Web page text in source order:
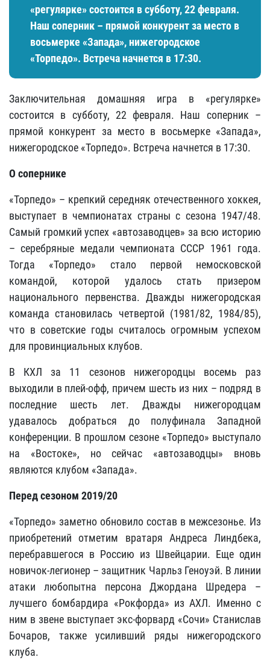
«регулярке» состоится в субботу, 22 февраля.
Наш соперник – прямой конкурент за место в
восьмерке «Запада», нижегородское
«Торпедо». Встреча начнется в 17:30.
Заключительная домашняя игра в «регулярке»
состоится в субботу, 22 февраля. Наш соперник –
прямой конкурент за место в восьмерке «Запада»,
нижегородское «Торпедо». Встреча начнется в 17:30.
О сопернике
«Торпедо» – крепкий середняк отечественного хоккея,
выступает в чемпионатах страны с сезона 1947/48.
Самый громкий успех «автозаводцев» за всю историю
– серебряные медали чемпионата СССР 1961 года.
Тогда «Торпедо» стало первой немосковской
командой, которой удалось стать призером
национального первенства. Дважды нижегородская
команда становилась четвертой (1981/82, 1984/85),
что в советские годы считалось огромным успехом
для провинциальных клубов.
В КХЛ за 11 сезонов нижегородцы восемь раз
выходили в плей-офф, причем шесть из них – подряд в
последние шесть лет. Дважды нижегородцам
удавалось добраться до полуфинала Западной
конференции. В прошлом сезоне «Торпедо» выступало
на «Востоке», но сейчас «автозаводцы» вновь
являются клубом «Запада».
Перед сезоном 2019/20
«Торпедо» заметно обновило состав в межсезонье. Из
приобретений отметим вратаря Андреса Линдбека,
перебравшегося в Россию из Швейцарии. Еще один
новичок-легионер – защитник Чарльз Геноуэй. В линии
атаки любопытна персона Джордана Шредера –
лучшего бомбардира «Рокфорда» из АХЛ. Именно с
ним в звене выступает экс-форвард «Сочи» Станислав
Бочаров, также усиливший ряды нижегородского
клуба.